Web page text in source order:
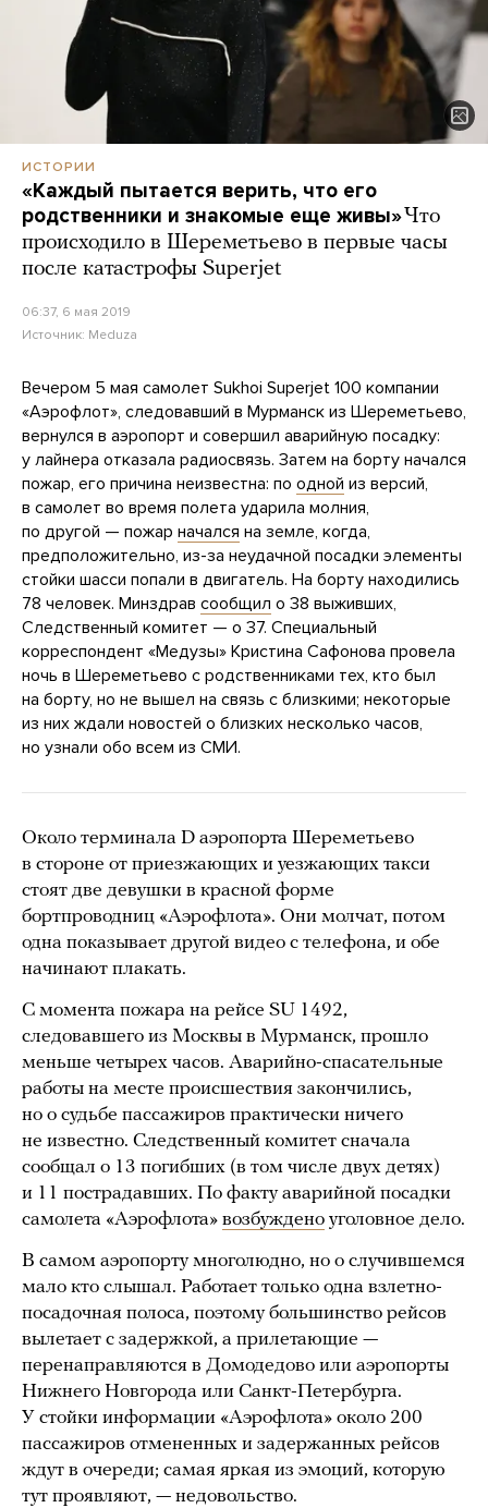
ИСТОРИИ
«Каждый пытается верить, что его
родственники и знакомые еще живы»Что
происходило в Шереметьево в первые часы
после катастрофы Superjet
06:37, 6 мая 2019
Источник: Meduza
Вечером 5 мая самолет Sukhoi Superjet 100 компании
«Аэрофлот», следовавший в Мурманск из Шереметьево,
вернулся в аэропорт и совершил аварийную посадку:
у лайнера отказала радиосвязь. Затем на борту начался
пожар, его причина неизвестна: по одной из версий,
в самолет во время полета ударила молния,
по другой — пожар начался на земле, когда,
предположительно, из-за неудачной посадки элементы
стойки шасси попали в двигатель. На борту находились
78 человек. Минздрав сообщил о 38 выживших,
Следственный комитет — о 37. Специальный
корреспондент «Медузы» Кристина Сафонова провела
ночь в Шереметьево с родственниками тех, кто был
на борту, но не вышел на связь с близкими; некоторые
из них ждали новостей о близких несколько часов,
но узнали обо всем из СМИ.
Около терминала D аэропорта Шереметьево
в стороне от приезжающих и уезжающих такси
стоят две девушки в красной форме
бортпроводниц «Аэрофлота». Они молчат, потом
одна показывает другой видео с телефона, и обе
начинают плакать.
С момента пожара на рейсе SU 1492,
следовавшего из Москвы в Мурманск, прошло
меньше четырех часов. Аварийно-спасательные
работы на месте происшествия закончились,
но о судьбе пассажиров практически ничего
не известно. Следственный комитет сначала
сообщал о 13 погибших (в том числе двух детях)
и 11 пострадавших. По факту аварийной посадки
самолета «Аэрофлота» возбуждено уголовное дело.
В самом аэропорту многолюдно, но о случившемся
мало кто слышал. Работает только одна взлетно-
посадочная полоса, поэтому большинство рейсов
вылетает с задержкой, а прилетающие —
перенаправляются в Домодедово или аэропорты
Нижнего Новгорода или Санкт-Петербурга.
У стойки информации «Аэрофлота» около 200
пассажиров отмененных и задержанных рейсов
ждут в очереди; самая яркая из эмоций, которую
тут проявляют, — недовольство.